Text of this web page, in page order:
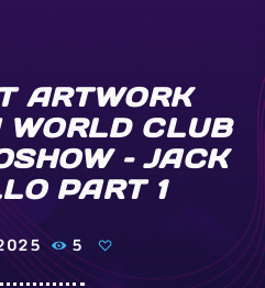
ARTWORK
WORLD CLUB
– JACK
PART 1
5